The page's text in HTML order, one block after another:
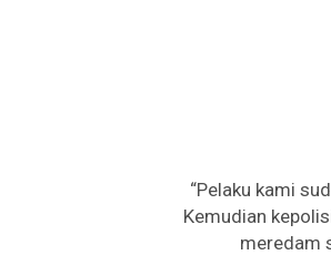
“Pelaku kami
Kemudian
meredam